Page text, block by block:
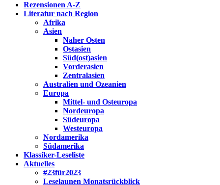
Rezensionen A-Z
Literatur nach Region
Afrika
Asien
Naher Osten
Ostasien
Süd(ost)asien
Vorderasien
Zentralasien
Australien und Ozeanien
Europa
Mittel- und Osteuropa
Nordeuropa
Südeuropa
Westeuropa
Nordamerika
Südamerika
Klassiker-Leseliste
Aktuelles
#23für2023
Leselaunen Monatsrückblick